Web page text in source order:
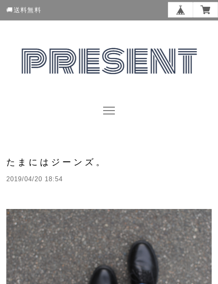
🚚送料無料
たまにはジーンズ。
2019/04/20 18:54